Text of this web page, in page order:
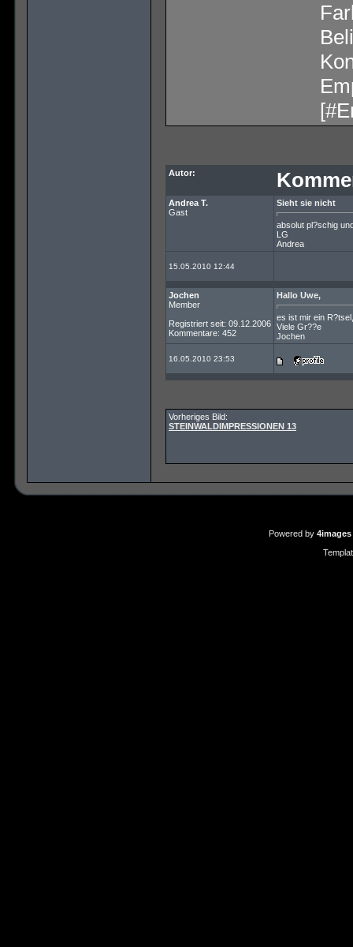
Autor:
Andrea T.
Gast
Sieht sie nicht
absolut pl?schig
LG
Andrea
15.05.2010 12:44
Jochen
Member
Registriert seit: 09.12.2006
Kommentare: 452
Hallo Uwe,
es ist mir ein
Viele Gr??e
Jochen
16.05.2010 23:53
Vorheriges Bild:
STEINWALDIMPRESSIONEN 13
Powered by 4images